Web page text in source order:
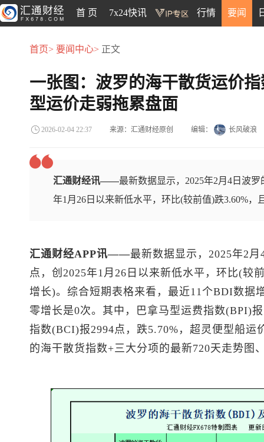
首 页 7x24快讯 行情 要闻
首页> 要闻中心> 正文
一张图：波罗的海干散货运价
型运价走弱拖累盘面
2026-02-04 22:37 来源：汇通财经原创 编辑： 长风破浪
汇通财经讯——最新数据显示，2025年2月4日波
年1月26日以来新低水平，环比(较前值)跌3.60%，
汇通财经APP讯——最新数据显示，2025年2
点，创2025年1月26日以来新低水平，环比(较
增长)。综合短期表格来看，最近11个BDI数据
零增长是0次。其中，巴拿马型运费指数(BPI)
指数(BCI)报2994点，跌5.70%，超灵便型船运
的海干散货指数+三大分项的最新720天走势图